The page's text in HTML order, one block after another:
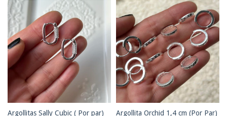
Argollitas Sally Cubic ( Por par)
Argollita Orchid 1,4 cm (Por Par)